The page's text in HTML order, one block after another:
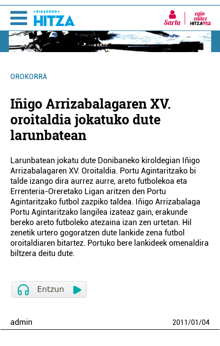
Sartu
OROKORRA
Iñigo Arrizabalagaren XV.
oroitaldia jokatuko dute
larunbatean
Larunbatean jokatu dute Donibaneko kiroldegian Iñigo
Arrizabalagaren XV. Oroitaldia. Portu Agintaritzako bi
talde izango dira aurrez aurre, areto futbolekoa eta
Errenteria-Oreretako Ligan aritzen den Portu
Agintaritzako futbol zazpiko taldea. Iñigo Arrizabalaga
Portu Agintaritzako langilea izateaz gain, erakunde
bereko areto futboleko atezaina izan zen urtetan. Hil
zenetik urtero gogoratzen dute lankide zena futbol
oroitaldiaren bitartez. Portuko bere lankideek omenaldira
biltzera deitu dute.
admin 2011/01/04